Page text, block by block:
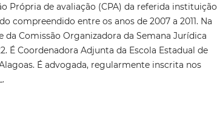
Própria de avaliação (CPA) da referida instituição
compreendido entre os anos de 2007 a 2011. Na
da Comissão Organizadora da Semana Jurídica
É Coordenadora Adjunta da Escola Estadual de
É advogada, regularmente inscrita nos